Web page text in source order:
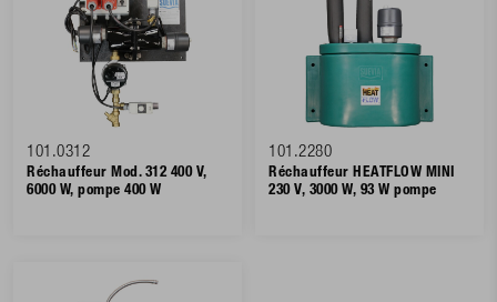
101.0312
Réchauffeur Mod. 312 400 V,
6000 W, pompe 400 W
101.2280
Réchauffeur HEATFLOW MINI
230 V, 3000 W, 93 W pompe